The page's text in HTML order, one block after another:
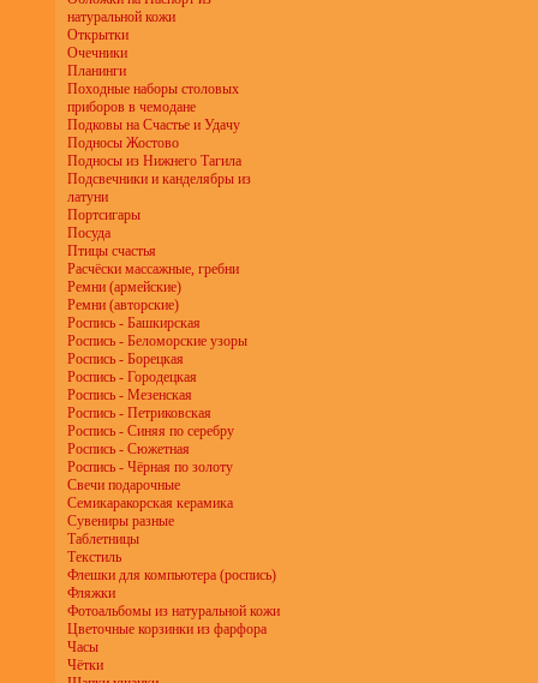
натуральной кожи
Открытки
Очечники
Планинги
Походные наборы столовых
приборов в чемодане
Подковы на Счастье и Удачу
Подносы Жостово
Подносы из Нижнего Тагила
Подсвечники и канделябры из
латуни
Портсигары
Посуда
Птицы счастья
Расчёски массажные, гребни
Ремни (армейские)
Ремни (авторские)
Роспись - Башкирская
Роспись - Беломорские узоры
Роспись - Борецкая
Роспись - Городецкая
Роспись - Мезенская
Роспись - Петриковская
Роспись - Синяя по серебру
Роспись - Сюжетная
Роспись - Чёрная по золоту
Свечи подарочные
Семикаракорская керамика
Сувениры разные
Таблетницы
Текстиль
Флешки для компьютера (роспись)
Фляжки
Фотоальбомы из натуральной кожи
Цветочные корзинки из фарфора
Часы
Чётки